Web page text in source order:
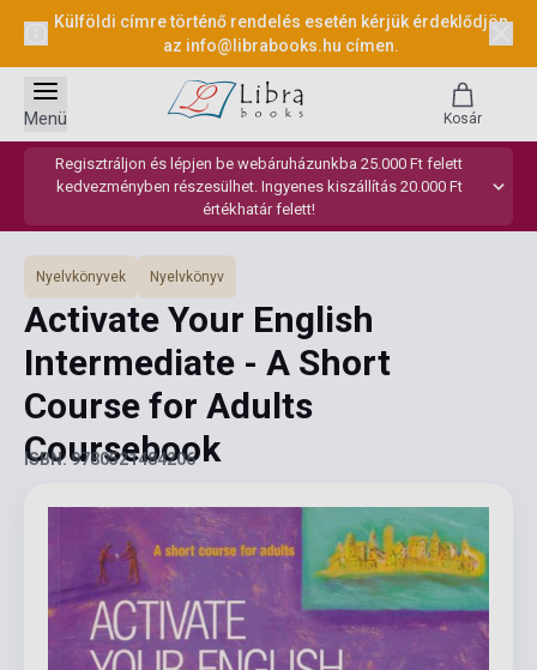
Külföldi címre történő rendelés esetén kérjük érdeklődjön
az info@librabooks.hu címen.
Regisztráljon és lépjen be webáruházunkba 25.000 Ft felett
kedvezményben részesülhet. Ingyenes kiszállítás 20.000 Ft
értékhatár felett!
Menü Kosár
Nyelvkönyvek Nyelvkönyv
Activate Your English
Intermediate - A Short
Course for Adults
Coursebook
ISBN: 9780521484206